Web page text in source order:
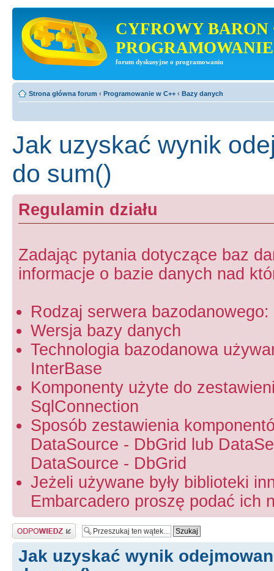
CYFROWY BARON
PROGRAMOWANIE
forum dyskusyjne o programowaniu
Strona główna forum ‹ Programowanie w C++ ‹ Bazy danych
Jak uzyskać wynik
do sum()
Regulamin działu
Zadając pytania dotyczące baz
informacje o bazie danych nad
Rodzaj serwera
Wersja bazy danych
Technologia bazodanowa
InterBase
Komponenty użyte do
SqlConnection
Sposób zestawienia
DataSource - DbGrid lub
DataSource - DbGrid
Jeżeli używane były biblioteki
Embarcadero proszę podać ich
Odpowiedz
Jak uzyskać wynik